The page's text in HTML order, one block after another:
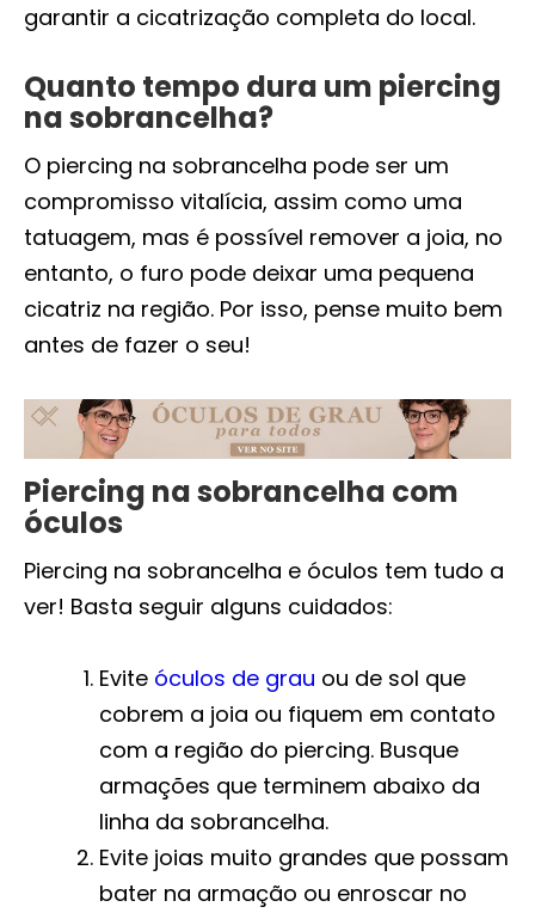
garantir a cicatrização completa do local.
Quanto tempo dura um piercing
na sobrancelha?
O piercing na sobrancelha pode ser um
compromisso vitalícia, assim como uma
tatuagem, mas é possível remover a joia, no
entanto, o furo pode deixar uma pequena
cicatriz na região. Por isso, pense muito bem
antes de fazer o seu!
Piercing na sobrancelha com
óculos
Piercing na sobrancelha e óculos tem tudo a
ver! Basta seguir alguns cuidados:
Evite óculos de grau ou de sol que
cobrem a joia ou fiquem em contato
com a região do piercing. Busque
armações que terminem abaixo da
linha da sobrancelha.
Evite joias muito grandes que possam
bater na armação ou enroscar no